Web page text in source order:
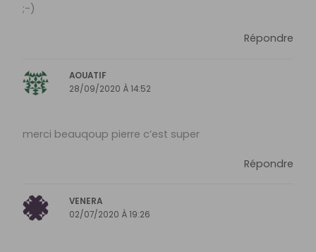
;-)
Répondre
AOUATIF
28/09/2020 À 14:52
merci beauqoup pierre c’est super
Répondre
VENERA
02/07/2020 À 19:26